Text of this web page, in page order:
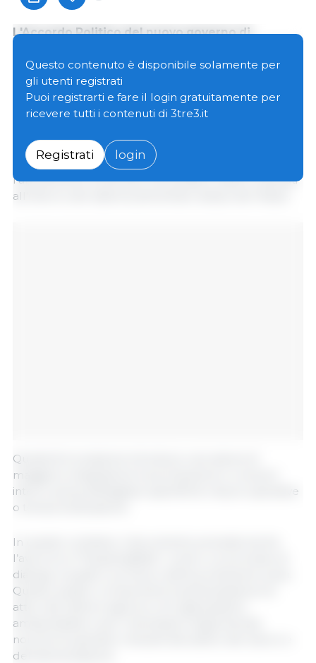
L'Accordo Politico del nuovo governo di
orientamenti strategici per il futuro della
produzione suina, nel quadro del documento
“Det politiske grundlag for firkløverregeringen”.
obiettivo a lungo termine che la produzione suina
danese sia prevalentemente orientata verso
l'allevamento di animali che possano essere utilizzati
all'interno del sistema alimentare stesso del Paese.
Questa formulazione introduce una visione di
maggiore integrazione tra produzione e consumi
interni, senza dettagliare specifiche misure operative
o tempi di attuazione.
In questo contesto, il documento prevede anche
l’avvio di un “firepartsaftale”, ovvero un processo di
dialogo a quattro sul futuro della produzione suina.
Questo quadro comporterà la partecipazione di
attori del settore agricolo, di organizzazioni
ambientaliste e per il benessere degli animali,
nonché di operatori rilevanti dei settori del lavoro e
dell'alimentazione.
Questo contenuto è disponibile solamente per
gli utenti registrati
Puoi registrarti e fare il login gratuitamente per
ricevere tutti i contenuti di 3tre3.it
Registrati login